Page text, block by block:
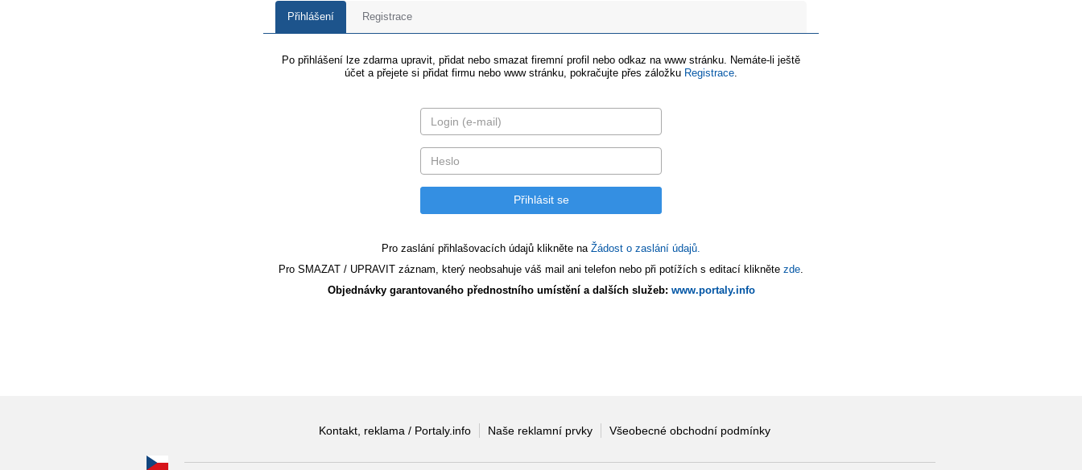
Přihlášení Registrace
Po přihlášení lze zdarma upravit, přidat nebo smazat firemní profil nebo odkaz na www stránku. Nemáte-li ještě
účet a přejete si přidat firmu nebo www stránku, pokračujte přes záložku Registrace
Pro zaslání přihlašovacích údajů klikněte na Žádost o zaslání údajů.
Pro SMAZAT / UPRAVIT záznam, který neobsahuje váš mail ani telefon nebo při potížích s editací klikněte zde
Objednávky garantovaného přednostního umístění a dalších služeb: www.portaly.info
Kontakt, reklama / Portaly.info Naše reklamní prvky Všeobecné obchodní podmínky